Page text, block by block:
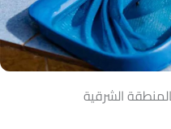
الشرقية